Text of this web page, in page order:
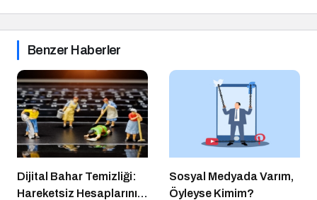
Benzer Haberler
Dijital Bahar Temizliği:
Hareketsiz Hesaplarınızı
Sosyal Medyada Varım,
Öyleyse Kimim?